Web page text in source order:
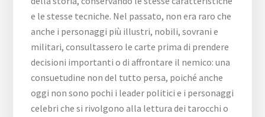
e le stesse tecniche. Nel passato, non era raro che
anche i personaggi più illustri, nobili, sovrani e
militari, consultassero le carte prima di prendere
decisioni importanti o di affrontare il nemico: una
consuetudine non del tutto persa, poiché anche
oggi non sono pochi i leader politici e i personaggi
celebri che si rivolgono alla lettura dei tarocchi o